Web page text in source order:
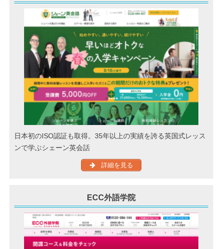
日本初のISO認証も取得。35年以上の実績を誇る英国式レッス
ンで学ぶシェーン英会話
詳細を見る
ECC外語学院